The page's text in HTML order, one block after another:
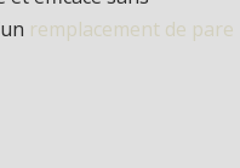
remplacement de pare